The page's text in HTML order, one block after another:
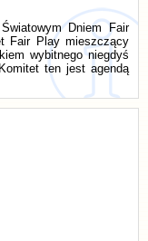
Dniem Fair
Fair Play mieszczący
wybitnego niegdyś
ten jest agendą